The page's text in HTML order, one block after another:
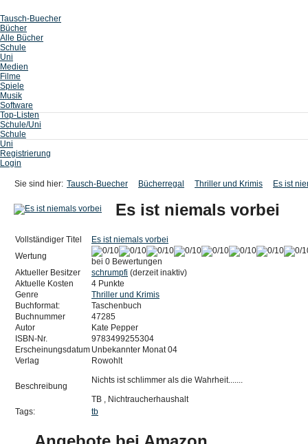
Tausch-Buecher
Bücher
Alle Bücher
Schule
Uni
Medien
Filme
Spiele
Musik
Software
Top-Listen
Schule/Uni
Schule
Uni
Registrierung
Login
Sie sind hier: Tausch-Buecher Bücherregal Thriller und Krimis Es ist
Es ist niemals vorbei
Vollständiger Titel
Es ist niemals vorbei
Wertung
bei 0 Bewertungen
Aktueller Besitzer
schrumpfi (derzeit inaktiv)
Aktuelle Kosten
4 Punkte
Genre
Thriller und Krimis
Buchformat:
Taschenbuch
Buchnummer
47285
Autor
Kate Pepper
ISBN-Nr.
9783499255304
Erscheinungsdatum Unbekannter Monat 04
Verlag
Rowohlt
Beschreibung
Nichts ist schlimmer als die Wahrheit.......
TB , Nichtraucherhaushalt
Tags:
tb